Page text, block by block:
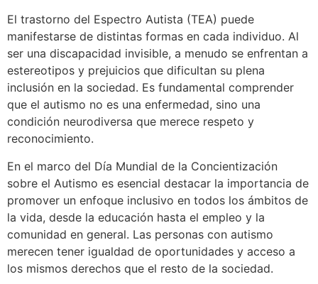
El trastorno del Espectro Autista (TEA) puede
manifestarse de distintas formas en cada individuo. Al
ser una discapacidad invisible, a menudo se enfrentan a
estereotipos y prejuicios que dificultan su plena
inclusión en la sociedad. Es fundamental comprender
que el autismo no es una enfermedad, sino una
condición neurodiversa que merece respeto y
reconocimiento.
En el marco del Día Mundial de la Concientización
sobre el Autismo es esencial destacar la importancia de
promover un enfoque inclusivo en todos los ámbitos de
la vida, desde la educación hasta el empleo y la
comunidad en general. Las personas con autismo
merecen tener igualdad de oportunidades y acceso a
los mismos derechos que el resto de la sociedad.